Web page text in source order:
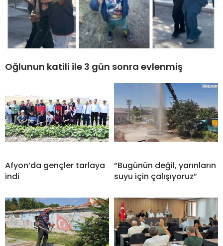
Oğlunun katili ile 3 gün sonra evlenmiş
Afyon’da gençler tarlaya
indi
“Bugünün değil, yarınların
suyu için çalışıyoruz”